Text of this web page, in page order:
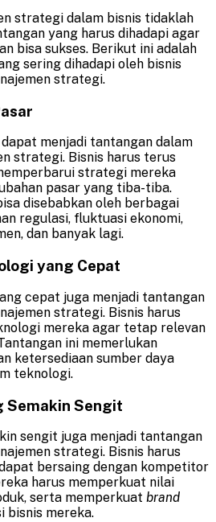
strategi dalam bisnis tidaklah
yang harus dihadapi agar
bisa sukses. Berikut ini adalah
sering dihadapi oleh bisnis
strategi.
menjadi tantangan dalam
strategi. Bisnis harus terus
strategi mereka
pasar yang tiba-tiba.
disebabkan oleh berbagai
regulasi, fluktuasi ekonomi,
dan banyak lagi.
yang Cepat
cepat juga menjadi tantangan
strategi. Bisnis harus
mereka agar tetap relevan
ini memerlukan
ketersediaan sumber daya
teknologi.
Semakin Sengit
sengit juga menjadi tantangan
strategi. Bisnis harus
bersaing dengan kompetitor
harus memperkuat nilai
serta memperkuat brand
bisnis mereka.